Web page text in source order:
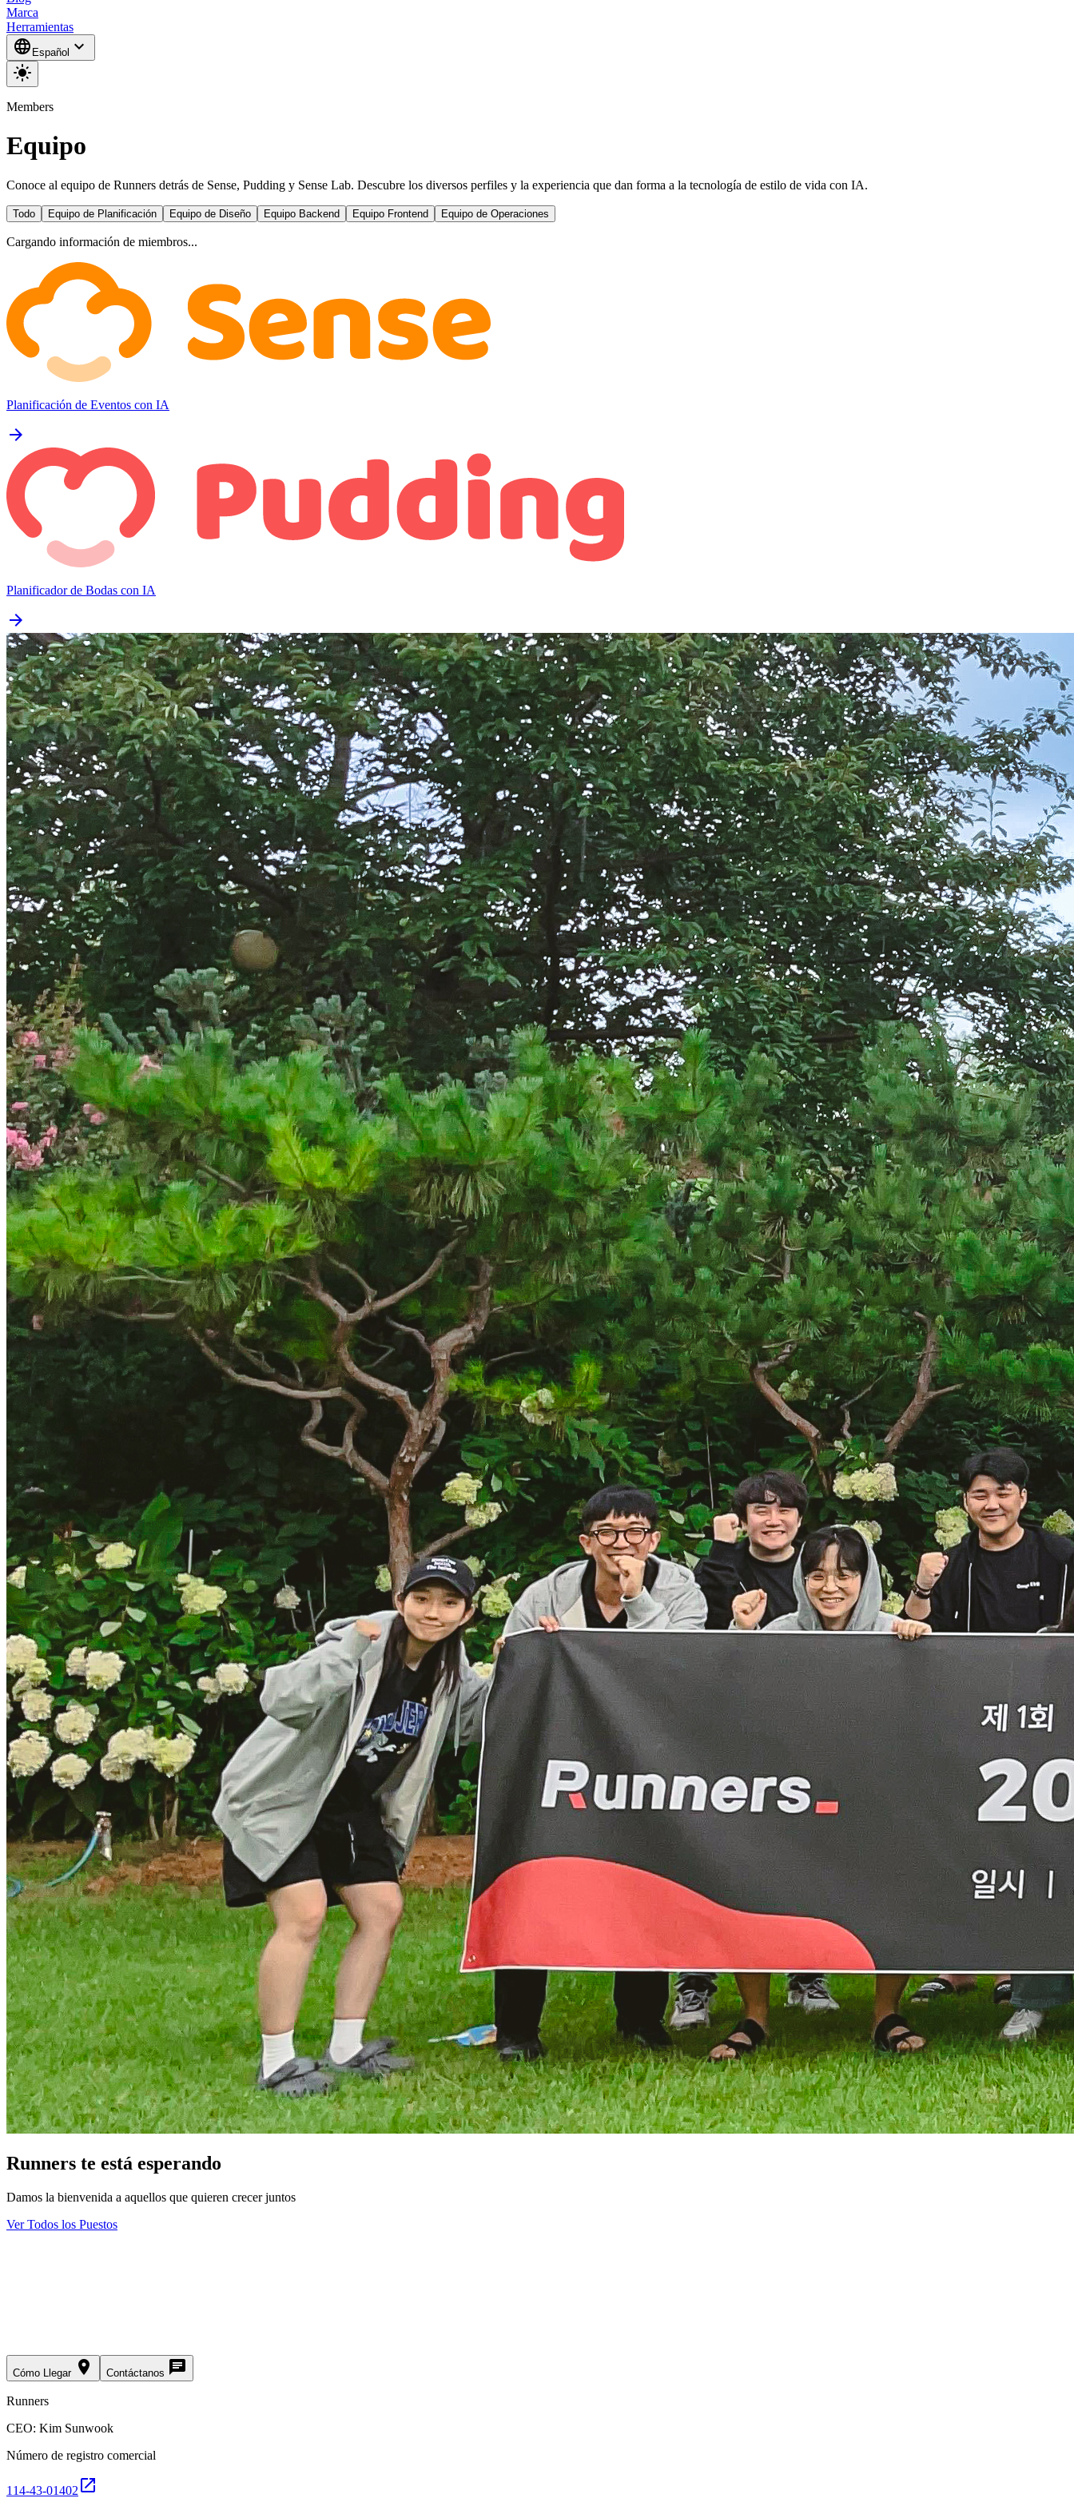
Marca
Herramientas
language Español expand_more
light_mode
Members
Equipo
Conoce al equipo de Runners detrás de Sense, Pudding y Sense Lab. Descubre los diversos perfiles y la experiencia que dan forma a la tecnología de estilo de vida con IA.
Todo Equipo de Planificación Equipo de Diseño Equipo Backend Equipo Frontend Equipo de Operaciones
Cargando información de miembros...
Planificación de Eventos con IA
arrow_forward
Planificador de Bodas con IA
arrow_forward
Runners te está esperando
Damos la bienvenida a aquellos que quieren crecer juntos
Ver Todos los Puestos
Cómo Llegar place Contáctanos chat
Runners
CEO: Kim Sunwook
Número de registro comercial
114-43-01402 open_in_new